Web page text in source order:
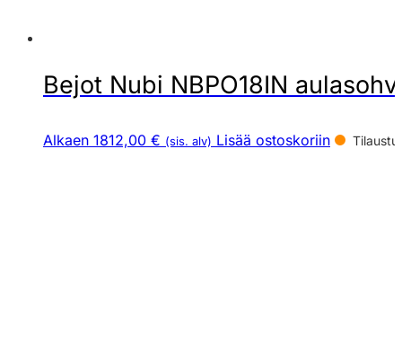
Bejot Nubi NBPO18IN
Alkaen 1812,00 € (sis. alv) Lisää ostoskoriin